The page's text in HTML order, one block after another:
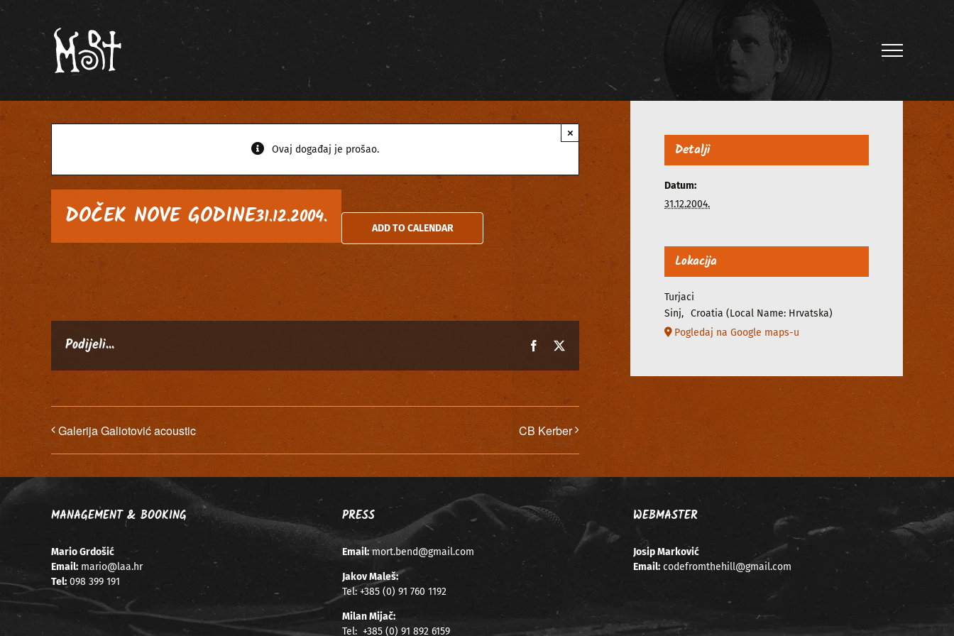
Skip
Ovaj događaj je prošao.
×
DOČEK NOVE GODINE31.12.2004. ADD TO CALENDAR
Podijeli... Facebook
Galerija Galiotović acoustic CB Kerber
Detalji
Datum:
31.12.2004.
Lokacija
Turjaci
Sinj, Croatia (Local Name: Hrvatska)
Pogledaj na Google maps-u
MANAGEMENT & BOOKING
Mario Grdošić
Email: mario@laa.hr
Tel: 098 399 191
PRESS
Email: mort.bend@gmail.com
Jakov Maleš:
Tel: +385 (0) 91 760 1192
Milan Mijač:
Tel: +385 (0) 91 892 6159
WEBMASTER
Josip Marković
Email: codefromthehill@gmail.com